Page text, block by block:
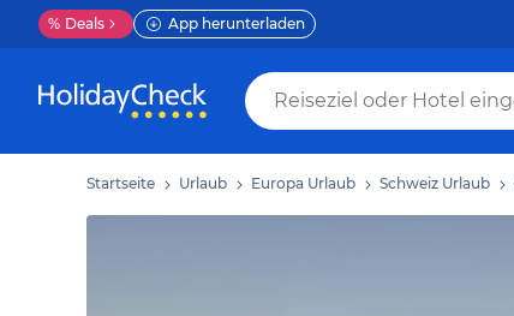
% Deals App herunterladen
Startseite Urlaub Europa Urlaub Schweiz Urlaub